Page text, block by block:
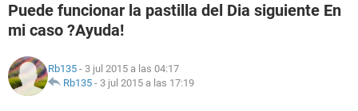
FAMILIA
NUTRICIÓN
Puede funcionar la pastilla del Dia siguiente En
mi caso ?Ayuda!
Rb135 - 3 jul 2015 a las 04:17
Rb135 - 3 jul 2015 a las 17:19